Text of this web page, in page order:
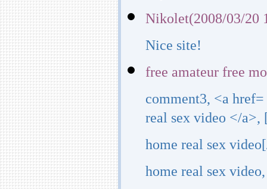
Nikolet(2008/03/20
Nice site!
free amateur free
comment3, <a
real sex video </
home real sex
home real sex